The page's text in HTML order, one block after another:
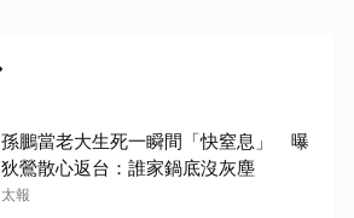
孫鵬當老大生死一瞬間「快窒息」 曝
狄鶯散心返台：誰家鍋底沒灰塵
太報